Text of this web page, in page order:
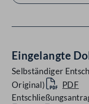
Eingelangte
Selbständiger
Original)
PDF